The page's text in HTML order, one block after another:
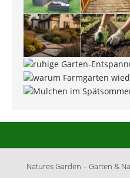
Natures Garden – Garten &